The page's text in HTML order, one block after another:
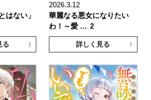
はない」
る
2026.3.12
華麗なる悪女になりたい
わ！～愛 … 2
詳しく見る